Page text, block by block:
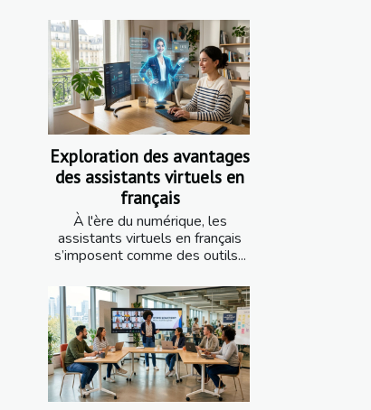
Exploration des avantages
des assistants virtuels en
français
À l'ère du numérique, les
assistants virtuels en français
s’imposent comme des outils...